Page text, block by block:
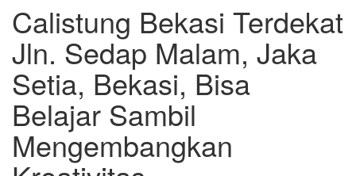
Calistung Bekasi Terdekat
Jln. Sedap Malam, Jaka
Setia, Bekasi, Bisa
Belajar Sambil
Mengembangkan